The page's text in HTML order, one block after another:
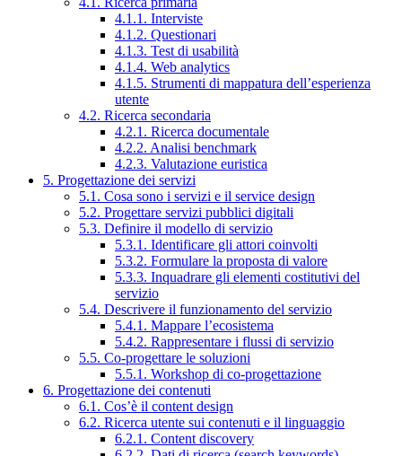
4.1.1. Interviste
4.1.2. Questionari
4.1.3. Test di usabilità
4.1.4. Web analytics
4.1.5. Strumenti di mappatura dell’esperienza
utente
4.2. Ricerca secondaria
4.2.1. Ricerca documentale
4.2.2. Analisi benchmark
4.2.3. Valutazione euristica
5. Progettazione dei servizi
5.1. Cosa sono i servizi e il service design
5.2. Progettare servizi pubblici digitali
5.3. Definire il modello di servizio
5.3.1. Identificare gli attori coinvolti
5.3.2. Formulare la proposta di valore
5.3.3. Inquadrare gli elementi costitutivi del
servizio
5.4. Descrivere il funzionamento del servizio
5.4.1. Mappare l’ecosistema
5.4.2. Rappresentare i flussi di servizio
5.5. Co-progettare le soluzioni
5.5.1. Workshop di co-progettazione
6. Progettazione dei contenuti
6.1. Cos’è il content design
6.2. Ricerca utente sui contenuti e il linguaggio
6.2.1. Content discovery